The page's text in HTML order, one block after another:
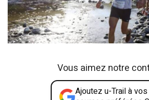
Vous aimez notre
Ajoutez u-Trail à vos